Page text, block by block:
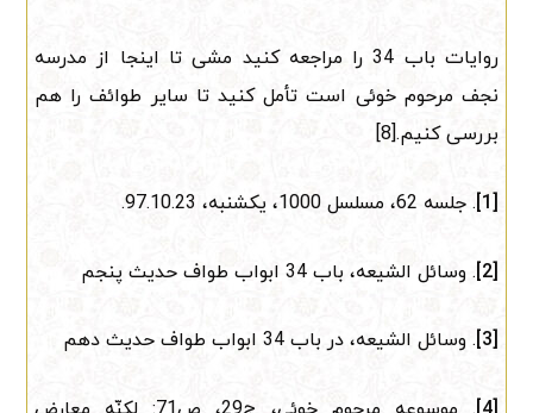
روایات باب 34 را مراجعه کنید مشی تا اینجا از مدرسه
نجف مرحوم خوئی است تأمل کنید تا سایر طوائف را هم
بررسی کنیم.[8]
[1] . جلسه 62، مسلسل 1000، یکشنبه، 97.10.23.
[2] . وسائل الشیعه، باب 34 ابواب طواف حدیث پنجم
[3] . وسائل الشیعه، در باب 34 ابواب طواف حدیث دهم